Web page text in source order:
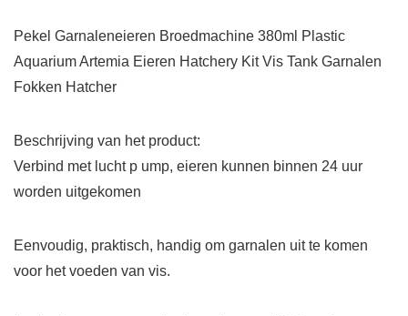
Pekel Garnaleneieren Broedmachine 380ml Plastic
Aquarium Artemia Eieren Hatchery Kit Vis Tank Garnalen
Fokken Hatcher
Beschrijving van het product:
Verbind met lucht p ump, eieren kunnen binnen 24 uur
worden uitgekomen
Eenvoudig, praktisch, handig om garnalen uit te komen
voor het voeden van vis.